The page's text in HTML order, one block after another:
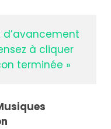
à cliquer
terminée »